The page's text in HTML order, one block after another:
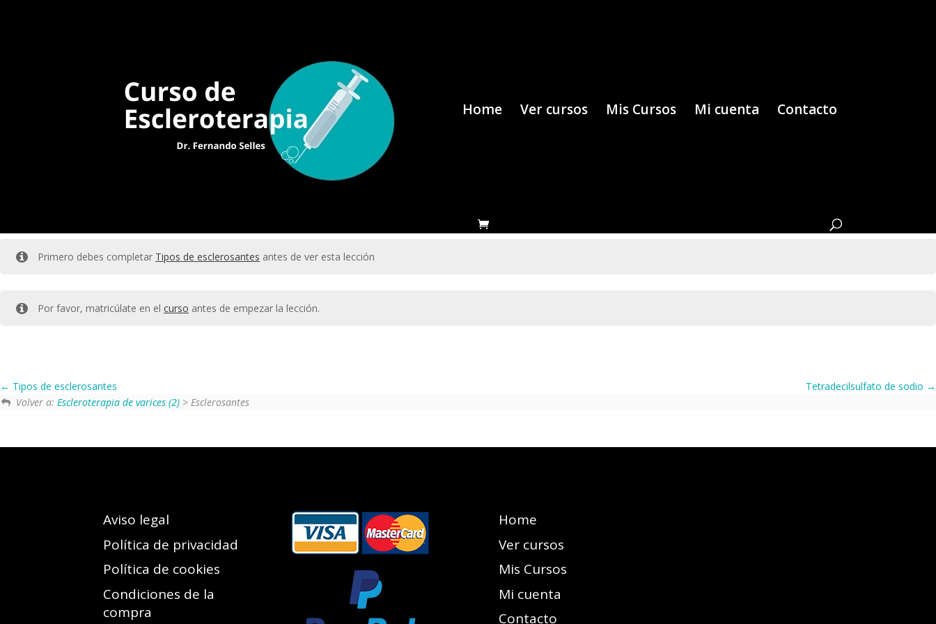
Home Ver cursos Mis Cursos Mi cuenta Contacto
Primero debes completar Tipos de esclerosantes antes de ver esta lección
Por favor, matricúlate en elcurso antes de empezar la lección.
Tipos de esclerosantes
Tetradecilsulfato de sodio
Volver a: Escleroterapia de varices (2)> Esclerosantes
Aviso legal
Política de privacidad
Política de cookies
Condiciones de la
compra
Home
Ver cursos
Mis Cursos
Mi cuenta
Contacto